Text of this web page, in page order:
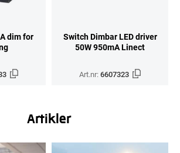
dim for
Switch Dimbar LED driver
50W 950mA Linect
Art.nr:6607323
Artikler